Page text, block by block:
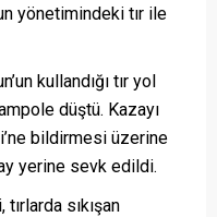
yönetimindeki tır ile
kullandığı tır yol
düştü. Kazayı
bildirmesi üzerine
yerine sevk edildi.
sıkışan